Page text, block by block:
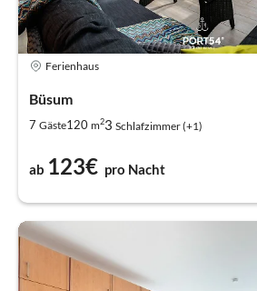
Ferienhaus
Büsum
7 Gäste120 m23 Schlafzimmer (+1)
ab 123€ pro Nacht